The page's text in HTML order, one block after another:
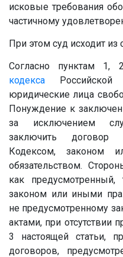
исковые требования
частичному
При этом суд исходит
Согласно пунктам 1,
кодекса
юридические лица
Понуждение к
за исключением
заключить договор
Кодексом, законом
обязательством.
как
законом или иными
не предусмотренному
актами, при отсутствии
3 настоящей статьи,
договоров,